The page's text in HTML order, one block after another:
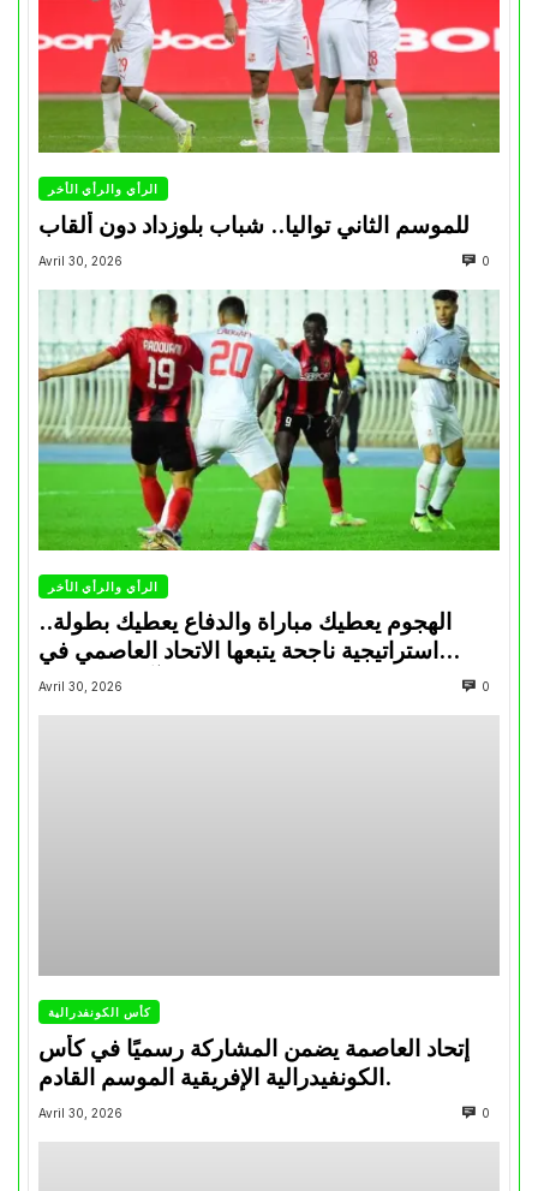
الرأي والرأي الأخر
للموسم الثاني تواليا.. شباب بلوزداد دون ألقاب
Avril 30, 2026 0
الرأي والرأي الأخر
الهجوم يعطيك مباراة والدفاع يعطيك بطولة..
استراتيجية ناجحة يتبعها الاتحاد العاصمي في
تتويجاته آخر السنوات
Avril 30, 2026 0
كأس الكونفدرالية
إتحاد العاصمة يضمن المشاركة رسميًا في كأس
الكونفيدرالية الإفريقية الموسم القادم.
Avril 30, 2026 0